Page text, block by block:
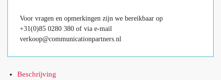
Voor vragen en opmerkingen zijn we bereikbaar op
+31(0)85 0280 380 of via e-mail
verkoop@communicationpartners.nl
Beschrijving